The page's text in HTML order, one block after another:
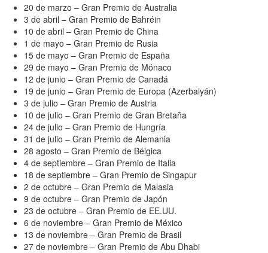
20 de marzo – Gran Premio de Australia
3 de abril – Gran Premio de Bahréin
10 de abril – Gran Premio de China
1 de mayo – Gran Premio de Rusia
15 de mayo – Gran Premio de España
29 de mayo – Gran Premio de Mónaco
12 de junio – Gran Premio de Canadá
19 de junio – Gran Premio de Europa (Azerbaiyán)
3 de julio – Gran Premio de Austria
10 de julio – Gran Premio de Gran Bretaña
24 de julio – Gran Premio de Hungría
31 de julio – Gran Premio de Alemania
28 agosto – Gran Premio de Bélgica
4 de septiembre – Gran Premio de Italia
18 de septiembre – Gran Premio de Singapur
2 de octubre – Gran Premio de Malasia
9 de octubre – Gran Premio de Japón
23 de octubre – Gran Premio de EE.UU.
6 de noviembre – Gran Premio de México
13 de noviembre – Gran Premio de Brasil
27 de noviembre – Gran Premio de Abu Dhabi